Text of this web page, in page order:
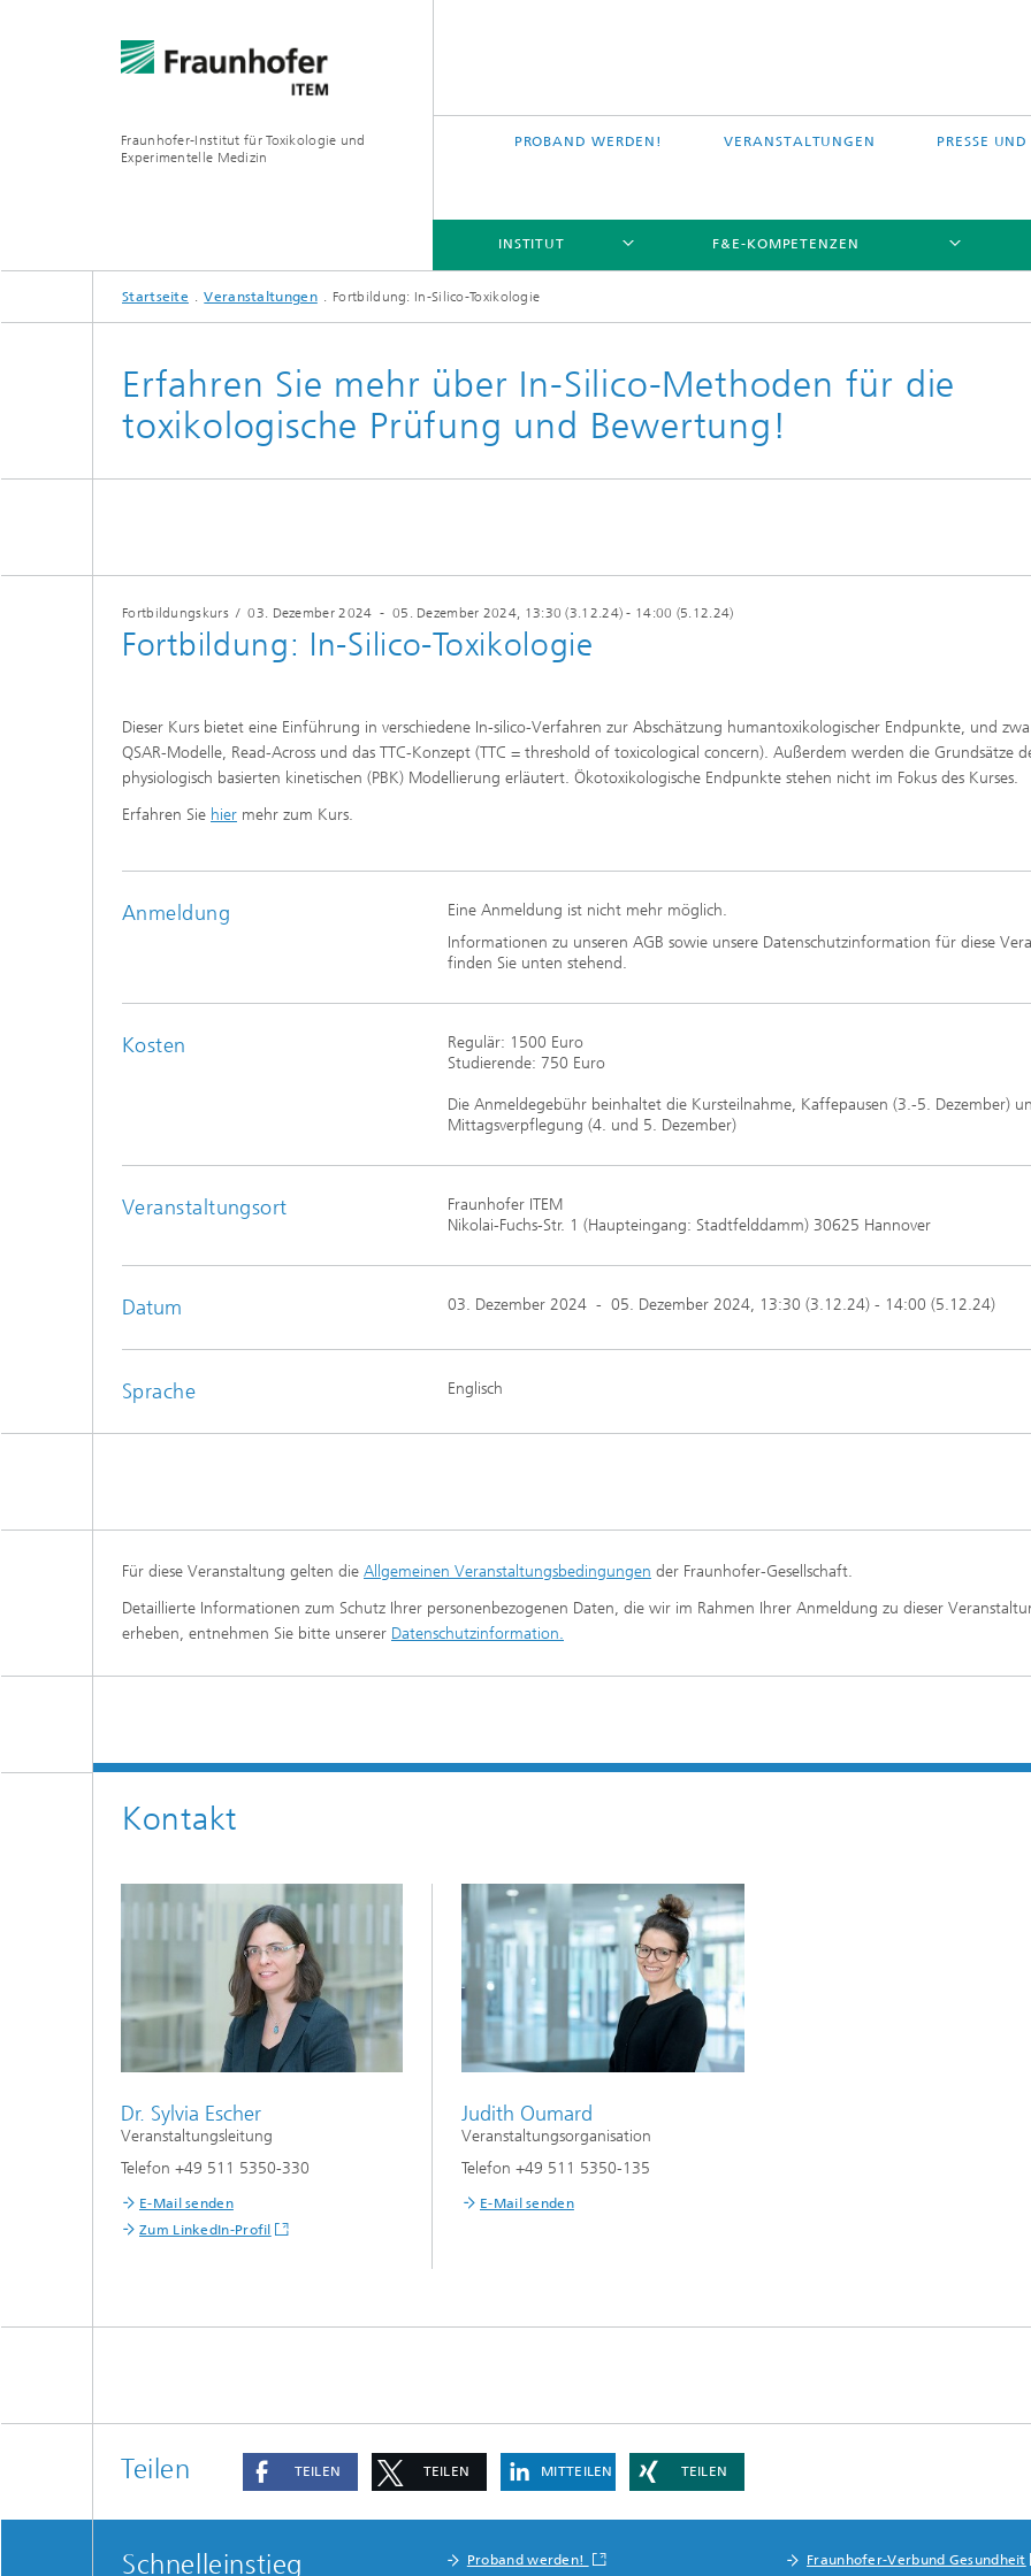
Fraunhofer-Institut für Toxikologie und
Experimentelle Medizin
PROBAND WERDEN! VERANSTALTUNGEN PRESSE
INSTITUT
INSTITUT
F&E-KOMPETENZEN
F&E-KOMPETENZEN
ANGEBOTE
Toxikologie
Startseite Veranstaltungen Fortbildung: In-Silico-Toxikologie
Erfahren Sie mehr über In-Silico-Methoden für die
toxikologische Prüfung und Bewertung!
Fortbildungskurs/03. Dezember 2024 - 05. Dezember 2024, 13:30 (3.12.24) - 14:00 (5.12.24)
Fortbildung: In-Silico-Toxikologie
Dieser Kurs bietet eine Einführung in verschiedene In-silico-Verfahren zur Abschätzung humantoxikologischer Endpunkte, und
QSAR-Modelle, Read-Across und das TTC-Konzept (TTC = threshold of toxicological concern). Außerdem werden die Grundsätze
physiologisch basierten kinetischen (PBK) Modellierung erläutert. Ökotoxikologische Endpunkte stehen nicht im Fokus des Kurses.
Erfahren Sie hier mehr zum Kurs.
Anmeldung
Eine Anmeldung ist nicht mehr möglich.
Informationen zu unseren AGB sowie unsere Datenschutzinformation für diese
finden Sie unten stehend.
Kosten
Regulär: 1500 Euro
Studierende: 750 Euro
Die Anmeldegebühr beinhaltet die Kursteilnahme, Kaffepausen (3.-5. Dezember)
Mittagsverpflegung (4. und 5. Dezember)
Veranstaltungsort
Fraunhofer ITEM
Nikolai-Fuchs-Str. 1 (Haupteingang: Stadtfelddamm) 30625 Hannover
Datum 03. Dezember 2024 - 05. Dezember 2024, 13:30 (3.12.24) - 14:00 (5.12.24)
Sprache Englisch
Für diese Veranstaltung gelten die Allgemeinen Veranstaltungsbedingungen der Fraunhofer-Gesellschaft.
Detaillierte Informationen zum Schutz Ihrer personenbezogenen Daten, die wir im Rahmen Ihrer Anmeldung zu dieser
erheben, entnehmen Sie bitte unserer Datenschutzinformation.
Kontakt
Dr. Sylvia Escher
Veranstaltungsleitung
Telefon +49 511 5350-330
E-Mail senden
Zum LinkedIn-Profil
Judith Oumard
Veranstaltungsorganisation
Telefon +49 511 5350-135
E-Mail senden
Teilen TEILEN TEILEN MITTEILEN TEILEN
Schnelleinstieg Proband werden!
Fraunhofer-Verbund Gesundheit